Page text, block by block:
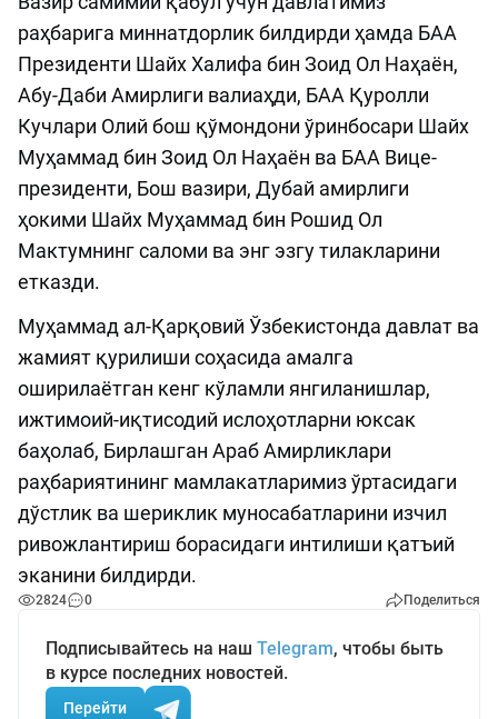
раҳбарига миннатдорлик билдирди ҳамда БАА
Президенти Шайх Халифа бин Зоид Ол Наҳаён,
Абу-Даби Амирлиги валиаҳди, БАА Қуролли
Кучлари Олий бош қўмондони ўринбосари Шайх
Муҳаммад бин Зоид Ол Наҳаён ва БАА Вице-
президенти, Бош вазири, Дубай амирлиги
ҳокими Шайх Муҳаммад бин Рошид Ол
Мактумнинг саломи ва энг эзгу тилакларини
етказди.
Муҳаммад ал-Қарқовий Ўзбекистонда давлат ва
жамият қурилиши соҳасида амалга
оширилаётган кенг кўламли янгиланишлар,
ижтимоий-иқтисодий ислоҳотларни юксак
баҳолаб, Бирлашган Араб Амирликлари
раҳбариятининг мамлакатларимиз ўртасидаги
дўстлик ва шериклик муносабатларини изчил
ривожлантириш борасидаги интилиши қатъий
эканини билдирди.
2824 0 Поделиться
Подписывайтесь на наш Telegram, чтобы быть
в курсе последних новостей.
Перейти